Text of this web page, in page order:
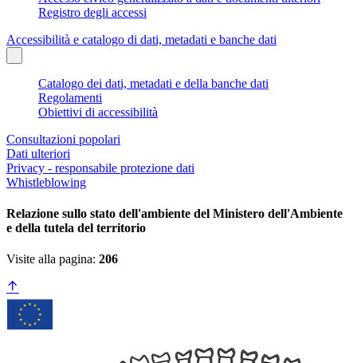
Registro degli accessi
Accessibilità e catalogo di dati, metadati e banche dati
Catalogo dei dati, metadati e della banche dati
Regolamenti
Obiettivi di accessibilità
Consultazioni popolari
Dati ulteriori
Privacy - responsabile protezione dati
Whistleblowing
Relazione sullo stato dell'ambiente del Ministero dell'Ambiente
e della tutela del territorio
Visite alla pagina: 206